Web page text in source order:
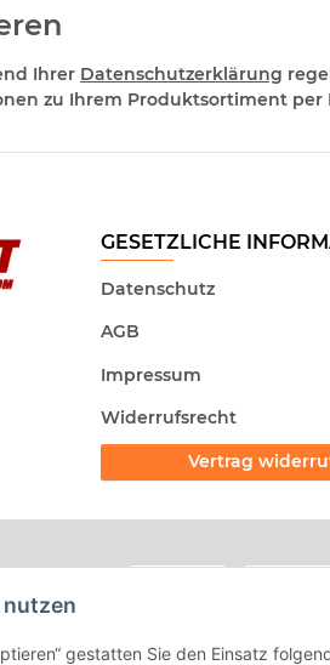
nutzen
gestatten Sie den Einsatz
Ihrer Datenschutzerklärung
zu Ihrem Produktsortiment per
GESETZLICHE
Datenschutz
AGB
Impressum
Widerrufsrecht
Vertrag